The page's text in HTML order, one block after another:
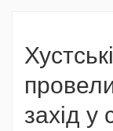
захід